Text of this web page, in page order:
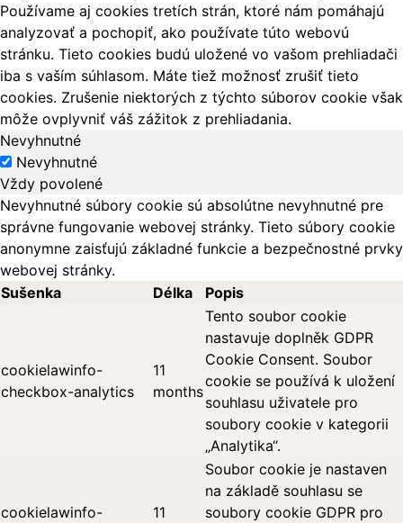
Používame aj cookies tretích strán, ktoré nám pomáhajú
analyzovať a pochopiť, ako používate túto webovú
stránku. Tieto cookies budú uložené vo vašom prehliadači
iba s vaším súhlasom. Máte tiež možnosť zrušiť tieto
cookies. Zrušenie niektorých z týchto súborov cookie však
môže ovplyvniť váš zážitok z prehliadania.
Nevyhnutné
Nevyhnutné
Vždy povolené
Nevyhnutné súbory cookie sú absolútne nevyhnutné pre
správne fungovanie webovej stránky. Tieto súbory cookie
anonymne zaisťujú základné funkcie a bezpečnostné prvky
webovej stránky.
Sušenka
Délka Popis
cookielawinfo-
checkbox-analytics
11
months
Tento soubor cookie
nastavuje doplněk GDPR
Cookie Consent. Soubor
cookie se používá k uložení
souhlasu uživatele pro
soubory cookie v kategorii
„Analytika“.
cookielawinfo-
11
Soubor cookie je nastaven
na základě souhlasu se
soubory cookie GDPR pro